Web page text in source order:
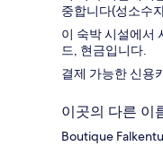
중합니다(성소수
이 숙박 시설에서
드, 현금입니다.
결제 가능한 신용
이곳의 다른 이
Boutique